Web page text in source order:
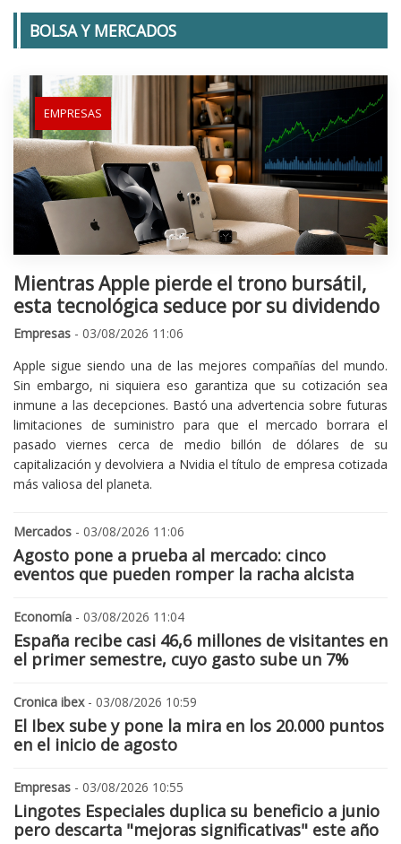
BOLSA Y MERCADOS
EMPRESAS
Mientras Apple pierde el trono bursátil,
esta tecnológica seduce por su dividendo
Empresas - 03/08/2026 11:06
Apple sigue siendo una de las mejores compañías del mundo.
Sin embargo, ni siquiera eso garantiza que su cotización sea
inmune a las decepciones. Bastó una advertencia sobre futuras
limitaciones de suministro para que el mercado borrara el
pasado viernes cerca de medio billón de dólares de su
capitalización y devolviera a Nvidia el título de empresa cotizada
más valiosa del planeta.
Mercados - 03/08/2026 11:06
Agosto pone a prueba al mercado: cinco
eventos que pueden romper la racha alcista
Economía - 03/08/2026 11:04
España recibe casi 46,6 millones de visitantes en
el primer semestre, cuyo gasto sube un 7%
Cronica ibex- 03/08/2026 10:59
El Ibex sube y pone la mira en los 20.000 puntos
en el inicio de agosto
Empresas - 03/08/2026 10:55
Lingotes Especiales duplica su beneficio a junio
pero descarta "mejoras significativas" este año